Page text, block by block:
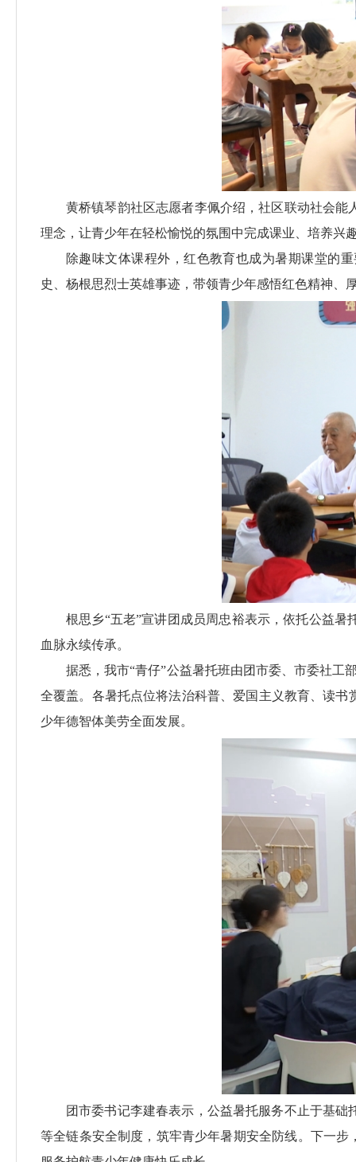
黄桥镇琴韵社区志愿者李佩介绍，社区联动社会
理念，让青少年在轻松愉悦的氛围中完成课业、培养兴
除趣味文体课程外，红色教育也成为暑期课堂的
史、杨根思烈士英雄事迹，带领青少年感悟红色精神、
根思乡“五老”宣讲团成员周忠裕表示，依托公益
血脉永续传承。
据悉，我市“青仔”公益暑托班由团市委、市委社工
全覆盖。各暑托点位将法治科普、爱国主义教育、读
少年德智体美劳全面发展。
团市委书记李建春表示，公益暑托服务不止于基
等全链条安全制度，筑牢青少年暑期安全防线。下一